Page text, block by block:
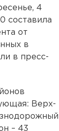
4
составила
от
в
в пресс-
Верх-
– 43